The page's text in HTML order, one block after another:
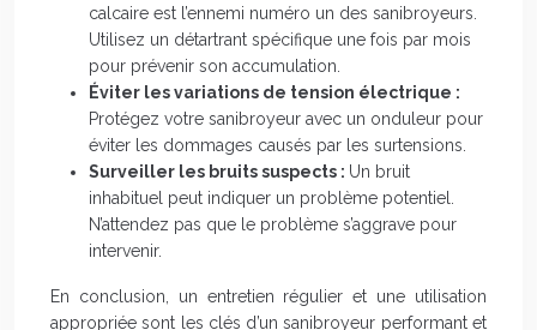
calcaire est l’ennemi numéro un des sanibroyeurs.
Utilisez un détartrant spécifique une fois par mois
pour prévenir son accumulation.
Éviter les variations de tension électrique :
Protégez votre sanibroyeur avec un onduleur pour
éviter les dommages causés par les surtensions.
Surveiller les bruits suspects : Un bruit
inhabituel peut indiquer un problème potentiel.
N’attendez pas que le problème s’aggrave pour
intervenir.
En conclusion, un entretien régulier et une utilisation
appropriée sont les clés d’un sanibroyeur performant et